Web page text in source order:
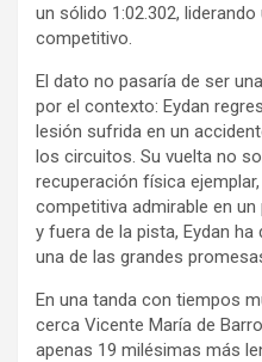
un sólido 1:02.302,
competitivo.
El dato no pasaría de ser
por el contexto: Eydan
lesión sufrida en un
los circuitos. Su vuelta no
recuperación física
competitiva admirable en
y fuera de la pista, Eydan
una de las grandes
En una tanda con tiempos
cerca Vicente María de
apenas 19 milésimas más